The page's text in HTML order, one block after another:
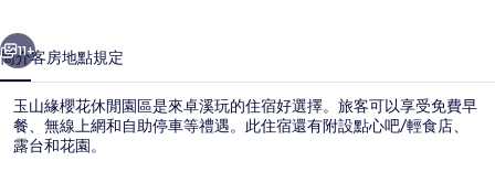
園
區
的
相
個
11+
簡介客房地點規定
玉山緣櫻花休閒園區是來卓溪玩的住宿好選擇。旅客可以享受免費早
餐、無線上網和自助停車等禮遇。此住宿還有附設點心吧/輕食店、
露台和花園。